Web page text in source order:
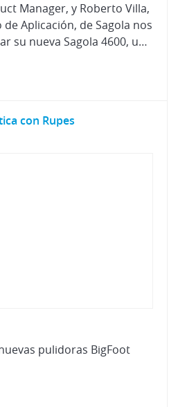
Manager, y Roberto Villa,
de Aplicación, de Sagola nos
visitaron para mostrar su nueva Sagola 4600, una mejora de su mejor pistola.
con Rupes
pulidoras BigFoot